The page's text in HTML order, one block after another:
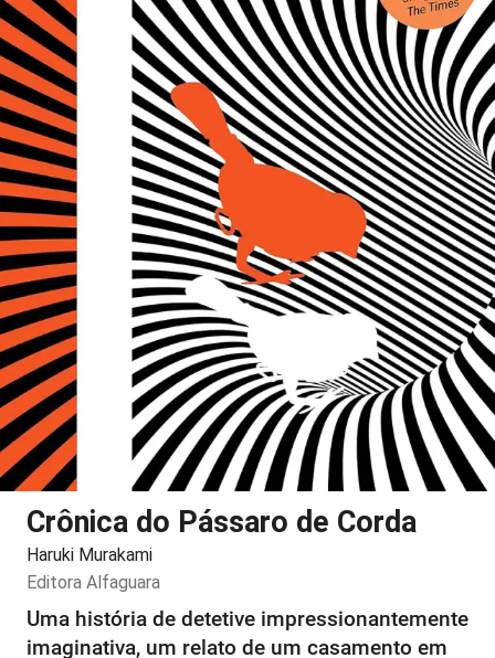
Crônica do Pássaro de Corda
Haruki Murakami
Editora Alfaguara
Uma história de detetive impressionantemente
imaginativa, um relato de um casamento em